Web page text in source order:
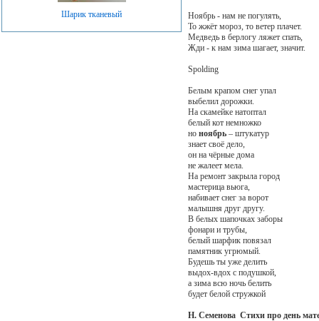
Шарик тканевый
Ноябрь - нам не погулять,
То жжёт мороз, то ветер плачет.
Медведь в берлогу ляжет спать,
Жди - к нам зима шагает, значит.
Spolding
Белым крапом снег упал
выбелил дорожки.
На скамейке натоптал
белый кот немножко
но ноябрь– штукатур
знает своё дело,
он на чёрные дома
не жалеет мела.
На ремонт закрыла город
мастерица вьюга,
набивает снег за ворот
малышня друг другу.
В белых шапочках заборы
фонари и трубы,
белый шарфик повязал
памятник угрюмый.
Будешь ты уже делить
выдох-вдох с подушкой,
а зима всю ночь белить
будет белой стружкой
Н. Семенова Стихи про день